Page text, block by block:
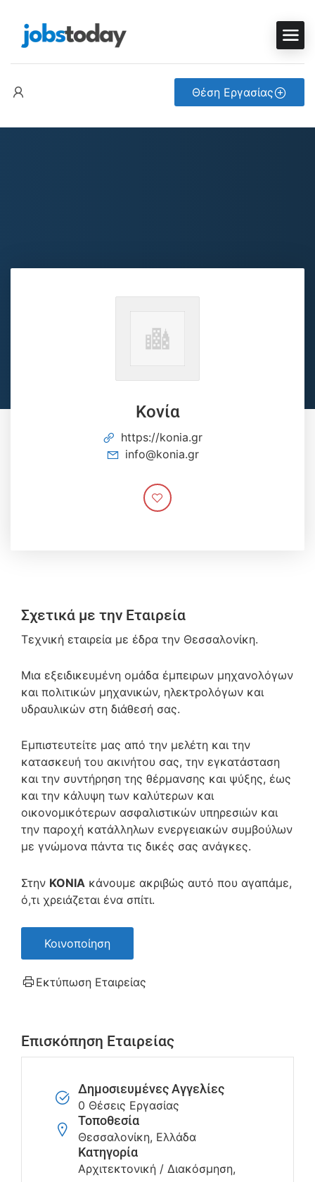
Θέση Εργασίας
Κονία
https://konia.gr
info@konia.gr
Σχετικά με την Εταιρεία
Τεχνική εταιρεία με έδρα την Θεσσαλονίκη.
Μια εξειδικευμένη ομάδα έμπειρων μηχανολόγων
και πολιτικών μηχανικών, ηλεκτρολόγων και
υδραυλικών στη διάθεσή σας.
Εμπιστευτείτε μας από την μελέτη και την
κατασκευή του ακινήτου σας, την εγκατάσταση
και την συντήρηση της θέρμανσης και ψύξης, έως
και την κάλυψη των καλύτερων και
οικονομικότερων ασφαλιστικών υπηρεσιών και
την παροχή κατάλληλων ενεργειακών συμβούλων
με γνώμονα πάντα τις δικές σας ανάγκες.
Στην ΚΟΝΙΑ κάνουμε ακριβώς αυτό που αγαπάμε,
ό,τι χρειάζεται ένα σπίτι.
Κοινοποίηση
Εκτύπωση Εταιρείας
Επισκόπηση Εταιρείας
Δημοσιευμένες Αγγελίες
0 Θέσεις Εργασίας
Τοποθεσία
Θεσσαλονίκη, Ελλάδα
Κατηγορία
Αρχιτεκτονική / Διακόσμηση